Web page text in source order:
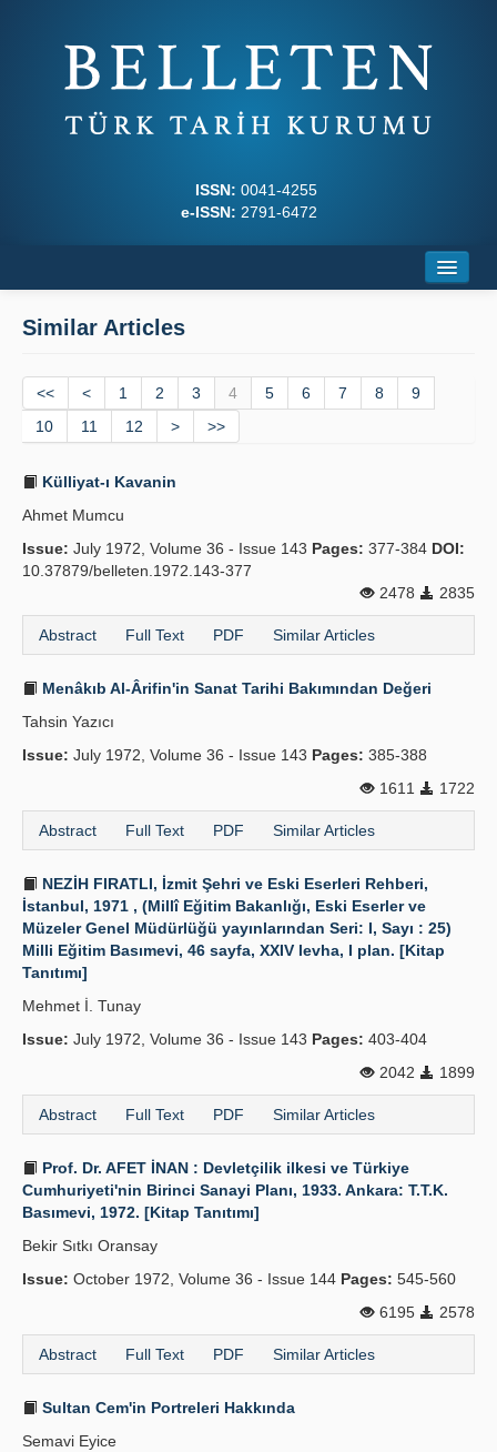
ISSN: 0041-4255
e-ISSN: 2791-6472
Journal Boards
Writing Rules
Principles
Publication Policies
Guidelines
Contact Us
Similar Articles
<< < 1 2 3 4 5 6 7 8
9
10
11 12 > >>
Külliyat-ı Kavanin
Ahmet Mumcu
Issue: July 1972, Volume 36 - Issue 143 Pages: 377-384 DOI:
10.37879/belleten.1972.143-377
2478
2835
Abstract Full Text PDF Similar Articles
Menâkıb Al-Ârifin'in Sanat Tarihi Bakımından Değeri
Tahsin Yazıcı
Issue: July 1972, Volume 36 - Issue 143 Pages: 385-388
1611
1722
Abstract Full Text PDF Similar Articles
NEZİH FIRATLI, İzmit Şehri ve Eski Eserleri Rehberi,
İstanbul, 1971 , (Millî Eğitim Bakanlığı, Eski Eserler ve
Müzeler Genel Müdürlüğü yayınlarından Seri: I, Sayı : 25)
Milli Eğitim Basımevi, 46 sayfa, XXIV levha, I plan. [Kitap
Tanıtımı]
Mehmet İ. Tunay
Issue: July 1972, Volume 36 - Issue 143 Pages: 403-404
2042
1899
Abstract Full Text PDF Similar Articles
Prof. Dr. AFET İNAN : Devletçilik ilkesi ve Türkiye
Cumhuriyeti'nin Birinci Sanayi Planı, 1933. Ankara: T.T.K.
Basımevi, 1972. [Kitap Tanıtımı]
Bekir Sıtkı Oransay
Issue: October 1972, Volume 36 - Issue 144 Pages: 545-560
6195
2578
Abstract Full Text PDF Similar Articles
Sultan Cem'in Portreleri Hakkında
Semavi Eyice